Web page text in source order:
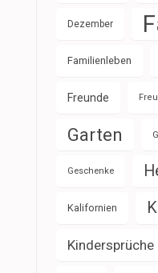
Dezember
Familienleben
Freunde
Garten
Geschenke
Kalifornien
Kindersprüche